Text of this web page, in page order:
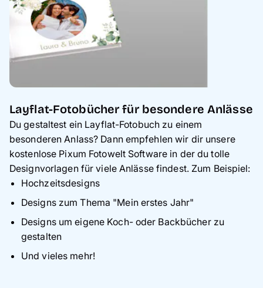
Layflat-Fotobücher für besondere Anlässe
Du gestaltest ein Layflat-Fotobuch zu einem
besonderen Anlass? Dann empfehlen wir dir unsere
kostenlose Pixum Fotowelt Software in der du tolle
Designvorlagen für viele Anlässe findest. Zum Beispiel:
Hochzeitsdesigns
Designs zum Thema "Mein erstes Jahr"
Designs um eigene Koch- oder Backbücher zu
gestalten
Und vieles mehr!